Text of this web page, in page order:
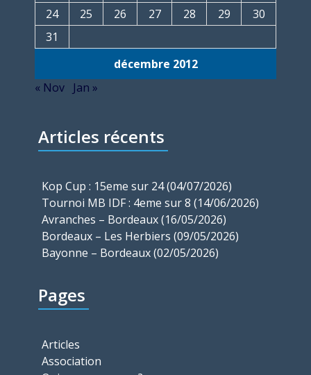
décembre 2012
24
25 26 27 28 29
30
31
« Nov Jan »
Articles récents
Kop Cup : 15eme sur 24 (04/07/2026)
Tournoi MB IDF : 4eme sur 8 (14/06/2026)
Avranches – Bordeaux (16/05/2026)
Bordeaux – Les Herbiers (09/05/2026)
Bayonne – Bordeaux (02/05/2026)
Pages
Articles
Association